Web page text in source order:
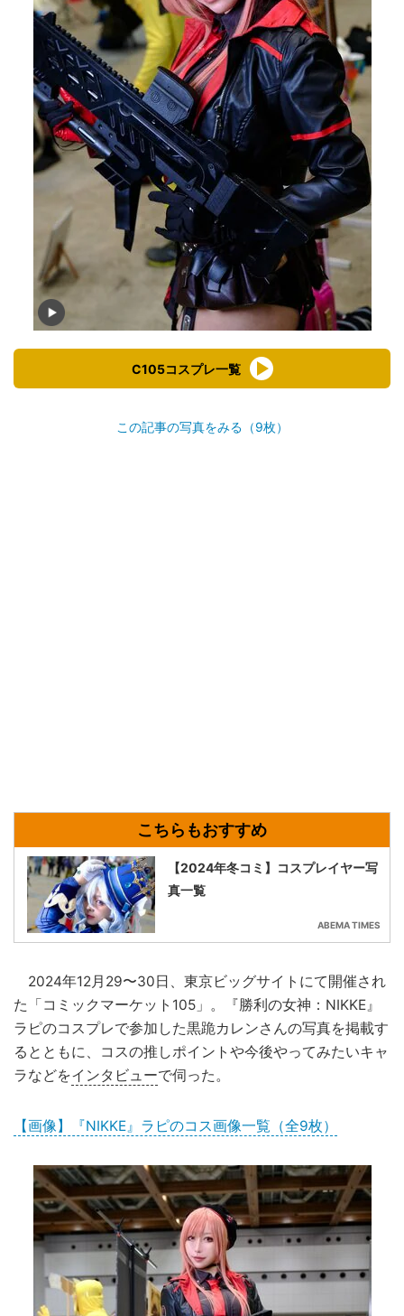
C105コスプレ一覧
この記事の写真をみる（9枚）
【2024年冬コミ】コスプレイヤー写
真一覧
ABEMA TIMES
2024年12月29〜30日、東京ビッグサイトにて開催され
た「コミックマーケット105」。『勝利の女神：NIKKE』
ラピのコスプレで参加した黒跪カレンさんの写真を掲載す
るとともに、コスの推しポイントや今後やってみたいキャ
ラなどをインタビューで伺った。
【画像】『NIKKE』ラピのコス画像一覧（全9枚）